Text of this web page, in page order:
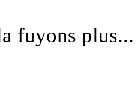
fuyons plus...